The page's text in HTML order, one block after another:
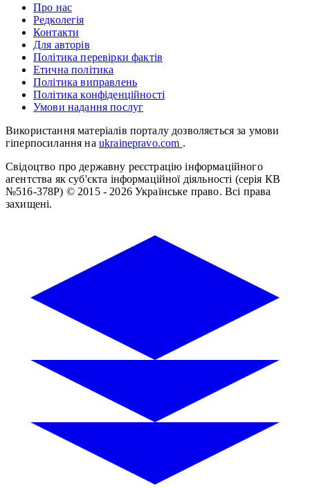
Про нас
Редколегія
Контакти
Для авторів
Політика перевірки фактів
Етична політика
Політика виправлень
Політика конфіденційності
Умови надання послуг
Використання матеріалів порталу дозволяється за умови
гіперпосилання на ukrainepravo.com .
Свідоцтво про державну реєстрацію інформаційного
агентства як суб'єкта інформаційної діяльності (серія КВ
№516-378Р) © 2015 - 2026 Українське право. Всі права
захищені.